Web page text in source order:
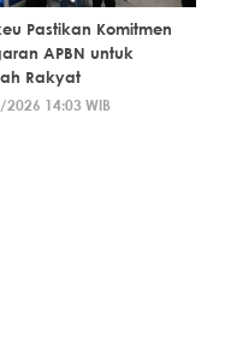
Pastikan Komitmen
APBN untuk
Rakyat
14:03 WIB